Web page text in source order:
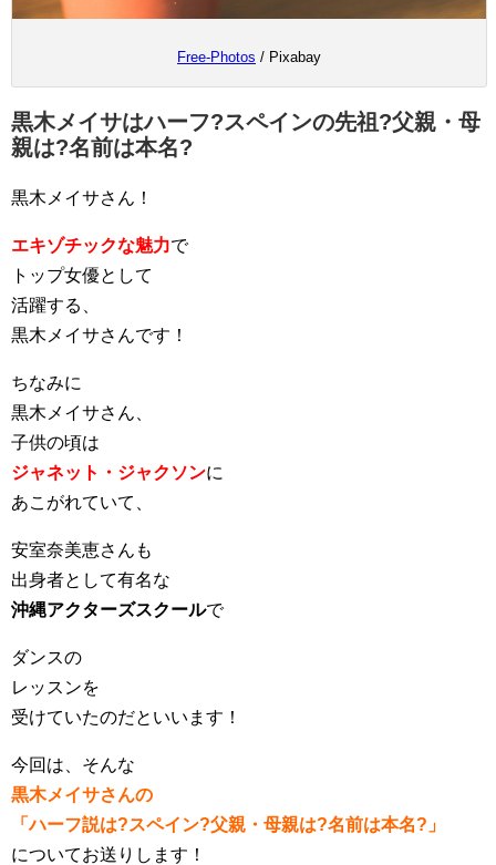
Free-Photos / Pixabay
黒木メイサはハーフ?スペインの先祖?父親・母
親は?名前は本名?
黒木メイサさん！
エキゾチックな魅力で
トップ女優として
活躍する、
黒木メイサさんです！
ちなみに
黒木メイサさん、
子供の頃は
ジャネット・ジャクソンに
あこがれていて、
安室奈美恵さんも
出身者として有名な
沖縄アクターズスクールで
ダンスの
レッスンを
受けていたのだといいます！
今回は、そんな
黒木メイサさんの
「ハーフ説は?スペイン?父親・母親は?名前は本名?」
についてお送りします！